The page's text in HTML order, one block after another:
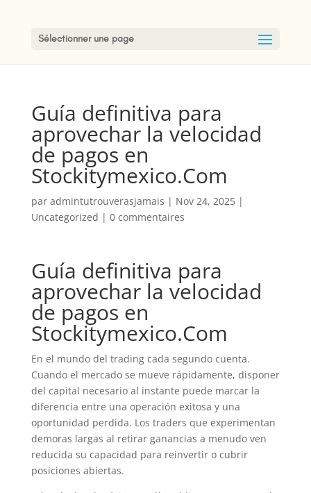
Sélectionner une page
Guía definitiva para
aprovechar la velocidad
de pagos en
Stockitymexico.Com
par admintutrouverasjamais | Nov 24, 2025|
Uncategorized | 0 commentaires
Guía definitiva para
aprovechar la velocidad
de pagos en
Stockitymexico.Com
En el mundo del trading cada segundo cuenta.
Cuando el mercado se mueve rápidamente, disponer
del capital necesario al instante puede marcar la
diferencia entre una operación exitosa y una
oportunidad perdida. Los traders que experimentan
demoras largas al retirar ganancias a menudo ven
reducida su capacidad para reinvertir o cubrir
posiciones abiertas.